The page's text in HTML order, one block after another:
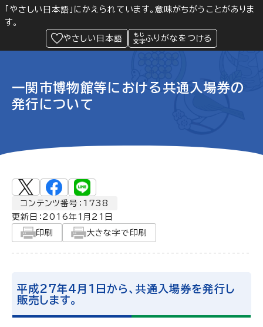
「やさしい日本語」にかえられています。意味がちがうことがありま
す。
やさしい日本語
ふりがなをつける
Language 閲覧支援
緊急情報
一関市博物館等における共通入場券の
発行について
コンテンツ番号：1738
更新日： 2016年1月21日
印刷
大きな字で印刷
平成27年4月1日から、共通入場券を発行し
販売します。